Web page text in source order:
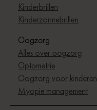
Kinderbrillen
Kinderzonnebrillen
Oogzorg
Alles over oogzorg
Optometrie
Oogzorg voor kinderen
Myopie management